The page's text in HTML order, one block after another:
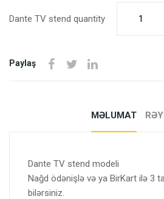
Dante TV stend quantity
Paylaş
MƏLUMAT
Dante TV stend modeli
Nağd ödənişlə və ya BirKart ilə 3
bilərsiniz.